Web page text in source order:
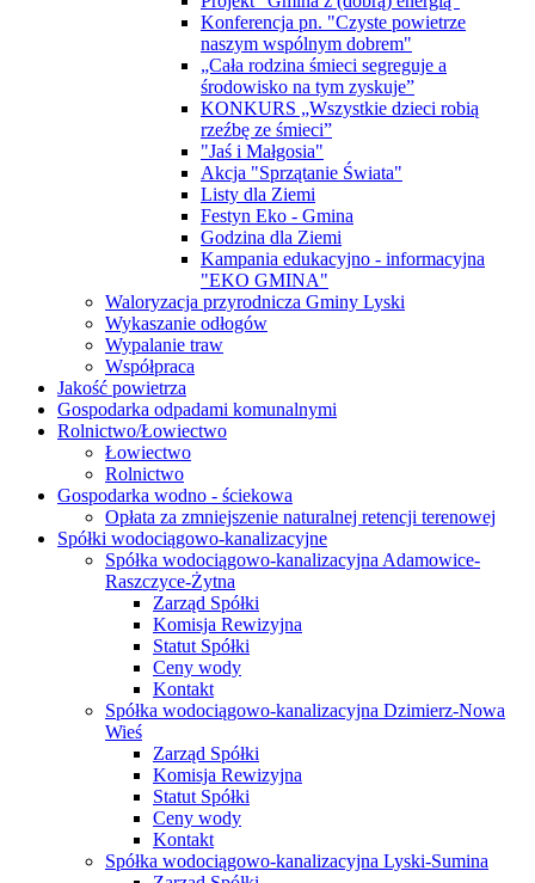
Konferencja pn. "Czyste powietrze
naszym wspólnym dobrem"
„Cała rodzina śmieci segreguje a
środowisko na tym zyskuje”
KONKURS „Wszystkie dzieci robią
rzeźbę ze śmieci”
"Jaś i Małgosia"
Akcja "Sprzątanie Świata"
Listy dla Ziemi
Festyn Eko - Gmina
Godzina dla Ziemi
Kampania edukacyjno - informacyjna
"EKO GMINA"
Waloryzacja przyrodnicza Gminy Lyski
Wykaszanie odłogów
Wypalanie traw
Współpraca
Jakość powietrza
Gospodarka odpadami komunalnymi
Rolnictwo/Łowiectwo
Łowiectwo
Rolnictwo
Gospodarka wodno - ściekowa
Opłata za zmniejszenie naturalnej retencji terenowej
Spółki wodociągowo-kanalizacyjne
Spółka wodociągowo-kanalizacyjna Adamowice-
Raszczyce-Żytna
Zarząd Spółki
Komisja Rewizyjna
Statut Spółki
Ceny wody
Kontakt
Spółka wodociągowo-kanalizacyjna Dzimierz-Nowa
Wieś
Zarząd Spółki
Komisja Rewizyjna
Statut Spółki
Ceny wody
Kontakt
Spółka wodociągowo-kanalizacyjna Lyski-Sumina